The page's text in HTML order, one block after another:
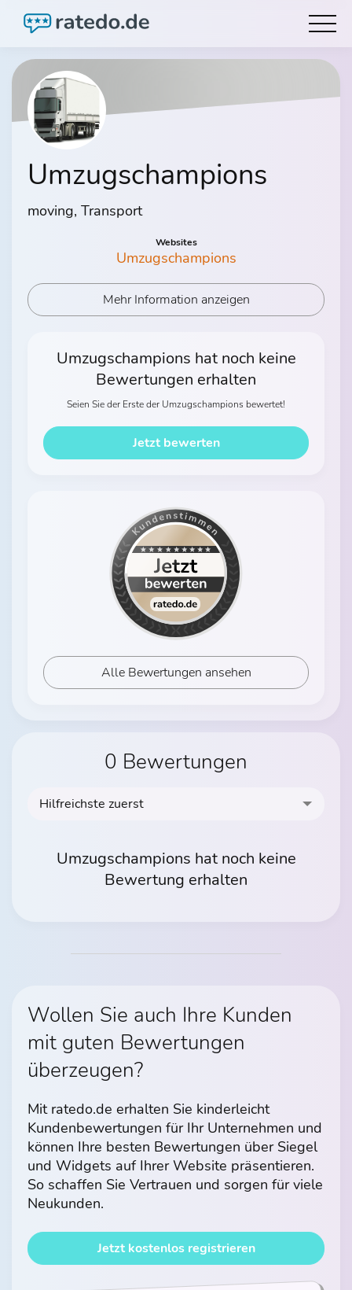
Umzugschampions
moving, Transport
Websites
Umzugschampions
Mehr Information anzeigen
Umzugschampions hat noch keine
Bewertungen erhalten
Seien Sie der Erste der Umzugschampions bewertet!
Jetzt bewerten
Alle Bewertungen ansehen
0 Bewertungen
Hilfreichste zuerst
Umzugschampions hat noch keine
Bewertung erhalten
Wollen Sie auch Ihre Kunden
mit guten Bewertungen
überzeugen?
Mit ratedo.de erhalten Sie kinderleicht
Kundenbewertungen für Ihr Unternehmen und
können Ihre besten Bewertungen über Siegel
und Widgets auf Ihrer Website präsentieren.
So schaffen Sie Vertrauen und sorgen für viele
Neukunden.
Jetzt kostenlos registrieren